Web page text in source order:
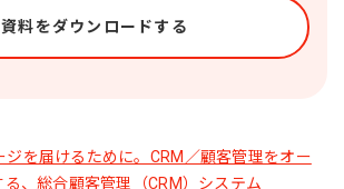
資料をダウンロードする